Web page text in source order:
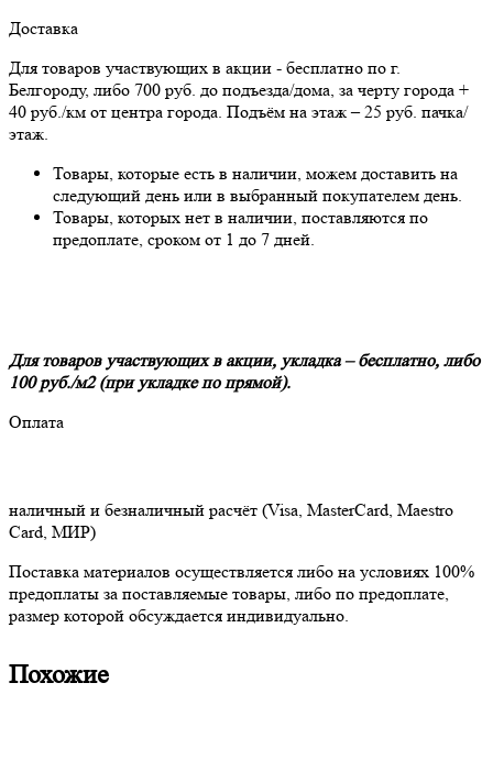
Доставка
Для товаров участвующих в акции - бесплатно по г.
Белгороду, либо 700 руб. до подъезда/дома, за черту города +
40 руб./км от центра города. Подъём на этаж – 25 руб. пачка/
этаж.
Товары, которые есть в наличии, можем доставить на
следующий день или в выбранный покупателем день.
Товары, которых нет в наличии, поставляются по
предоплате, сроком от 1 до 7 дней.
Для товаров участвующих в акции, укладка – бесплатно, либо
100 руб./м2 (при укладке по прямой).
Оплата
наличный и безналичный расчёт (Visa, MasterCard, Maestro
Card, МИР)
Поставка материалов осуществляется либо на условиях 100%
предоплаты за поставляемые товары, либо по предоплате,
размер которой обсуждается индивидуально.
Похожие